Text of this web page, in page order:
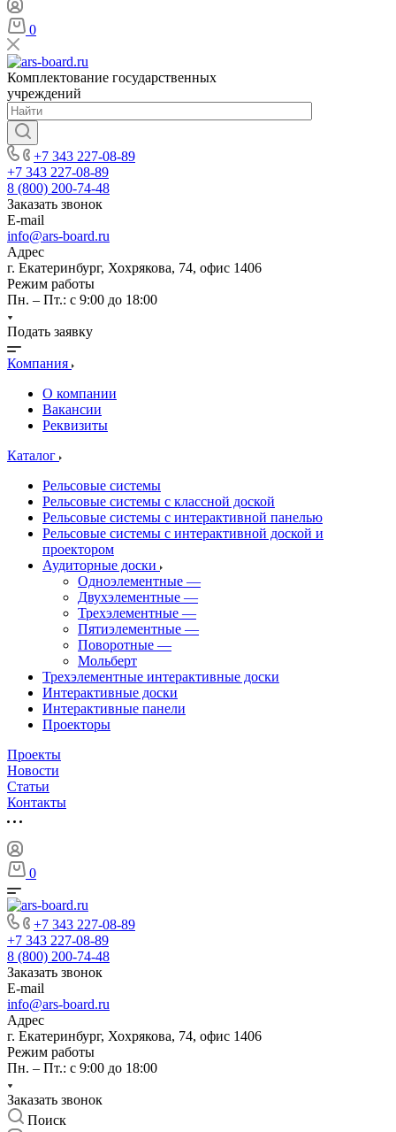
0
Комплектование государственных
учреждений
+7 343 227-08-89
+7 343 227-08-89
8 (800) 200-74-48
Заказать звонок
E-mail
info@ars-board.ru
Адрес
г. Екатеринбург, Хохрякова, 74, офис 1406
Режим работы
Пн. – Пт.: с 9:00 до 18:00
Подать заявку
Компания
О компании
Вакансии
Реквизиты
Каталог
Рельсовые системы
Рельсовые системы с классной доской
Рельсовые системы с интерактивной панелью
Рельсовые системы с интерактивной доской и
проектором
Аудиторные доски
Одноэлементные —
Двухэлементные —
Трехэлементные —
Пятиэлементные —
Поворотные —
Мольберт
Трехэлементные интерактивные доски
Интерактивные доски
Интерактивные панели
Проекторы
Проекты
Новости
Статьи
Контакты
0
+7 343 227-08-89
+7 343 227-08-89
8 (800) 200-74-48
Заказать звонок
E-mail
info@ars-board.ru
Адрес
г. Екатеринбург, Хохрякова, 74, офис 1406
Режим работы
Пн. – Пт.: с 9:00 до 18:00
Заказать звонок
Поиск